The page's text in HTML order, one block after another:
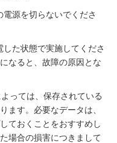
源を切らないでくださ
た状態で実施してくださ
なると、故障の原因とな
っては、保存されている
ます。必要なデータは、
ておくことをおすすめし
場合の損害につきまして